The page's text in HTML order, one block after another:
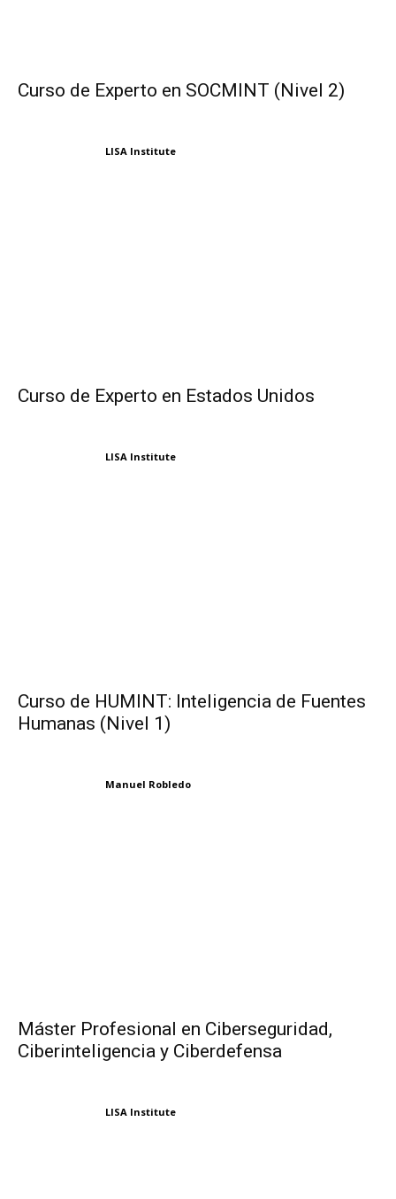
Curso de Experto en SOCMINT (Nivel 2)
LISA Institute
Curso de Experto en Estados Unidos
LISA Institute
Curso de HUMINT: Inteligencia de Fuentes
Humanas (Nivel 1)
Manuel Robledo
Máster Profesional en Ciberseguridad,
Ciberinteligencia y Ciberdefensa
LISA Institute